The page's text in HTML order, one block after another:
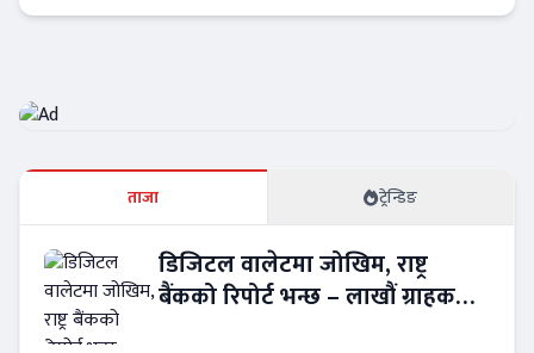
ताजा ट्रेन्डिङ
डिजिटल वालेटमा जोखिम, राष्ट्र
बैंकको रिपोर्ट भन्छ – लाखौं ग्राहकको